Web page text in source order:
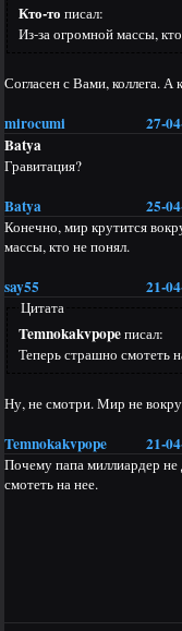
Кто-то писал:
Из-за огромной массы,
Согласен с Вами, коллега. А
mirocumi
27-
Batya
Гравитация?
Batya 25-
Конечно, мир крутится
массы, кто не понял.
say55 21-
Цитата
Temnokakvpopeписал:
Теперь страшно смотеть
Ну, не смотри. Мир не
Temnokakvpope 21-
Почему папа миллиардер не
смотеть на нее.